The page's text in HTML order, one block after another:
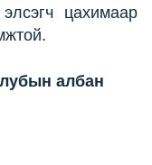
цахимаар
албан